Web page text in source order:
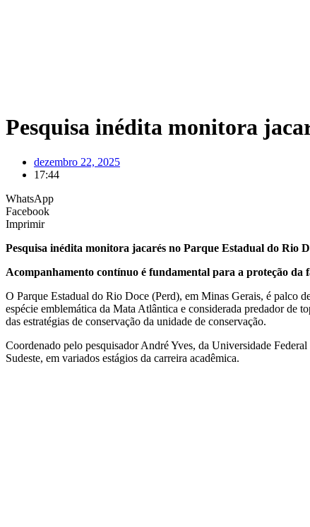
Pesquisa inédita monitora
dezembro 22, 2025
17:44
WhatsApp
Facebook
Imprimir
Pesquisa inédita monitora jacarés no Parque Estadual do Rio
Acompanhamento contínuo é fundamental para a proteção da
O Parque Estadual do Rio Doce (Perd), em Minas Gerais, é palco
espécie emblemática da Mata Atlântica e considerada predador de
das estratégias de conservação da unidade de conservação.
Coordenado pelo pesquisador André Yves, da Universidade
Sudeste, em variados estágios da carreira acadêmica.